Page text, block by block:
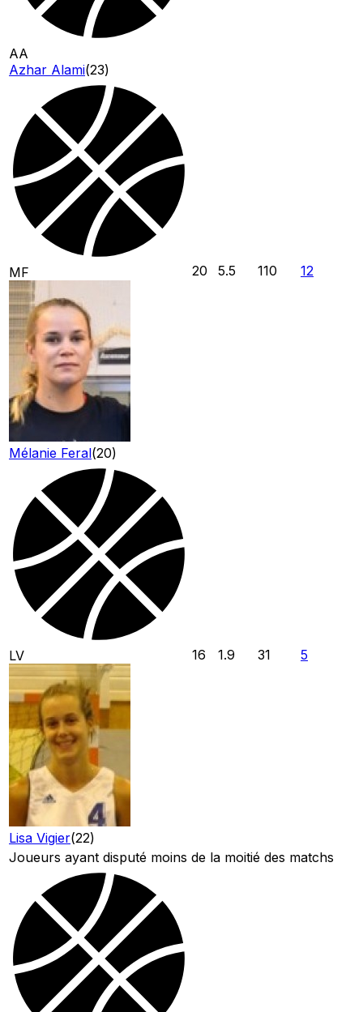
AA
Azhar Alami(23)
MF
Mélanie Feral(20)
20 5.5 110 12
LV
Lisa Vigier(22)
16 1.9 31 5
Joueurs ayant disputé moins de la moitié des matchs